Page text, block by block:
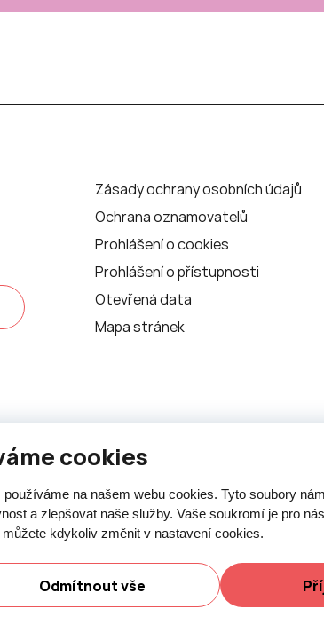
cookies
na našem webu cookies. Tyto soubory
a zlepšovat naše služby. Vaše soukromí je pro
kdykoliv změnit v nastavení cookies.
Odmítnout vše
Zásady ochrany osobních údajů
Ochrana oznamovatelů
Prohlášení o cookies
Prohlášení o přístupnosti
Otevřená data
Mapa stránek
se souhlasem města Nový Jičín.